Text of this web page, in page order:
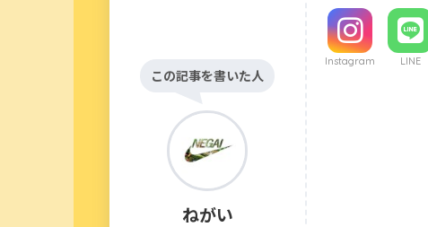
この記事を書いた人
ねがい
Instagram LINE